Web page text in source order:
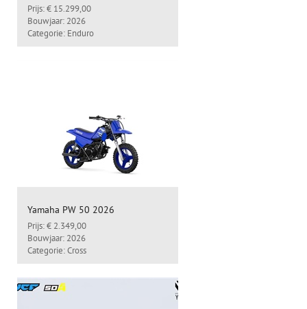
Prijs: € 15.299,00
Bouwjaar: 2026
Categorie: Enduro
Yamaha PW 50 2026
Prijs: € 2.349,00
Bouwjaar: 2026
Categorie: Cross